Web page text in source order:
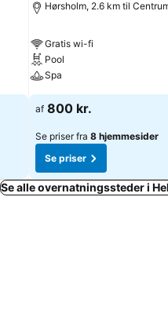
Hørsholm, 2.6 km til
Gratis wi-fi
Pool
Spa
af 800 kr.
Se priser fra 8 hjemmesider
Se priser
Se alle overnatningssteder i